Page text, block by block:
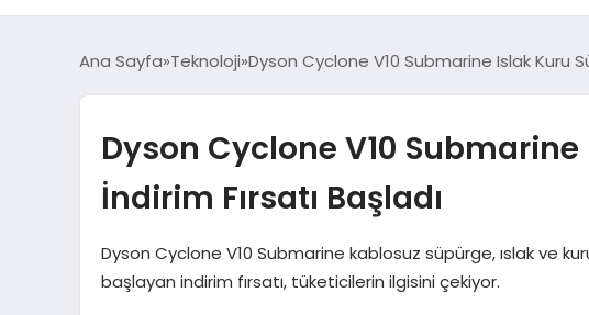
Ana Sayfa Teknoloji Dyson Cyclone V10 Submarine Islak Kuru
Dyson Cyclone V10
İndirim Fırsatı Başladı
Dyson Cyclone V10 Submarine kablosuz süpürge, ıslak ve
başlayan indirim fırsatı, tüketicilerin ilgisini çekiyor.